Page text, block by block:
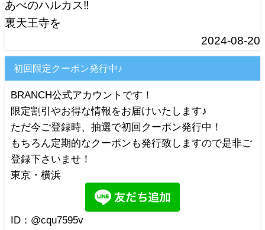
あべのハルカス‼️
裏天王寺を
2024-08-20
初回限定クーポン発行中♪
BRANCH公式アカウントです！
限定割引やお得な情報をお届けいたします♪
ただ今ご登録時、抽選で初回クーポン発行中！
もちろん定期的なクーポンも発行致しますので是非ご
登録下さいませ！
東京・横浜
ID：@cqu7595v